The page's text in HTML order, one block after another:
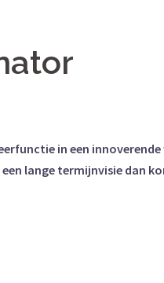
in een
lange termijnvisie dan